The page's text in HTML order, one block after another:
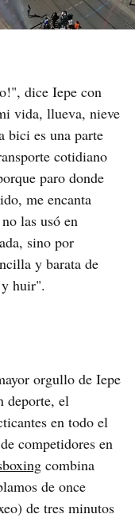
dice Iepe con
vida, llueva, nieve
bici es una parte
cotidiano
paro donde
me encanta
las usó en
sino por
y barata de
huir".
orgullo de Iepe
deporte, el
en todo el
competidores en
combina
de once
de tres minutos